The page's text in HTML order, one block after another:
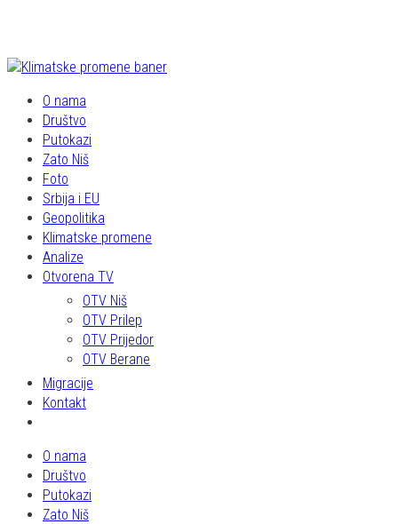
O nama
Društvo
Putokazi
Zato Niš
Foto
Srbija i EU
Geopolitika
Klimatske promene
Analize
Otvorena TV
OTV Niš
OTV Prilep
OTV Prijedor
OTV Berane
Migracije
Kontakt
O nama
Društvo
Putokazi
Zato Niš